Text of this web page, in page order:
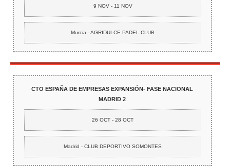
9 NOV - 11 NOV
Murcia - AGRIDULCE PADEL CLUB
CTO ESPAÑA DE EMPRESAS EXPANSIÓN- FASE NACIONAL
MADRID 2
26 OCT - 28 OCT
Madrid - CLUB DEPORTIVO SOMONTES